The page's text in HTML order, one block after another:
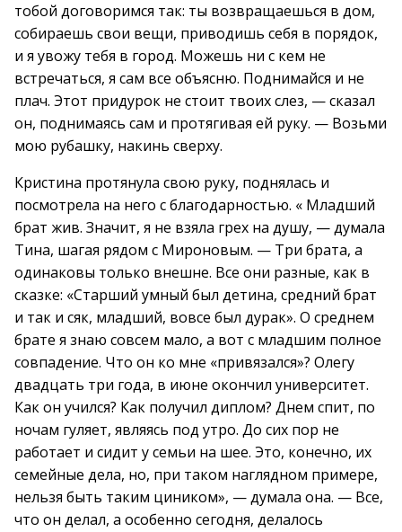
тобой договоримся так: ты возвращаешься в дом,
собираешь свои вещи, приводишь себя в порядок,
и я увожу тебя в город. Можешь ни с кем не
встречаться, я сам все объясню. Поднимайся и не
плач. Этот придурок не стоит твоих слез, — сказал
он, поднимаясь сам и протягивая ей руку. — Возьми
мою рубашку, накинь сверху.
Кристина протянула свою руку, поднялась и
посмотрела на него с благодарностью. « Младший
брат жив. Значит, я не взяла грех на душу, — думала
Тина, шагая рядом с Мироновым. — Три брата, а
одинаковы только внешне. Все они разные, как в
сказке: «Старший умный был детина, средний брат
и так и сяк, младший, вовсе был дурак». О среднем
брате я знаю совсем мало, а вот с младшим полное
совпадение. Что он ко мне «привязался»? Олегу
двадцать три года, в июне окончил университет.
Как он учился? Как получил диплом? Днем спит, по
ночам гуляет, являясь под утро. До сих пор не
работает и сидит у семьи на шее. Это, конечно, их
семейные дела, но, при таком наглядном примере,
нельзя быть таким циником», — думала она. — Все,
что он делал, а особенно сегодня, делалось